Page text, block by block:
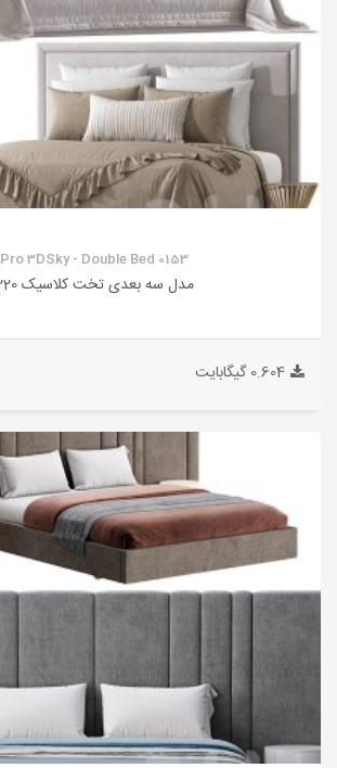
Pro 3DSky - Double Bed 0153
مدل سه بعدی تخت کلاسیک 220
0.604 گیگابایت